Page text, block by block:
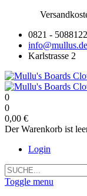
0821 - 5088122
info@mullus.de
Karlstrasse 2
0
0
0,00 €
Der Warenkorb ist
Login
Toggle menu